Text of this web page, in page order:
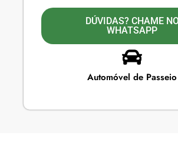
DÚVIDAS? CHAME
WHATSAPP
Automóvel de Passeio